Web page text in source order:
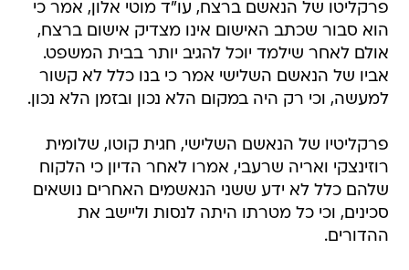
פרקליטו של הנאשם ברצח, עו"ד מוטי אלון, אמר כי
הוא סבור שכתב האישום אינו מצדיק אישום ברצח,
אולם לאחר שילמד יוכל להגיב יותר בבית המשפט.
אביו של הנאשם השלישי אמר כי בנו כלל לא קשור
למעשה, וכי רק היה במקום הלא נכון ובזמן הלא נכון.
פרקליטיו של הנאשם השלישי, חגית קוטו, שלומית
רוזינצקי ואריה שרעבי, אמרו לאחר הדיון כי הלקוח
שלהם כלל לא ידע ששני הנאשמים האחרים נושאים
סכינים, וכי כל מטרתו היתה לנסות וליישב את
ההדורים.